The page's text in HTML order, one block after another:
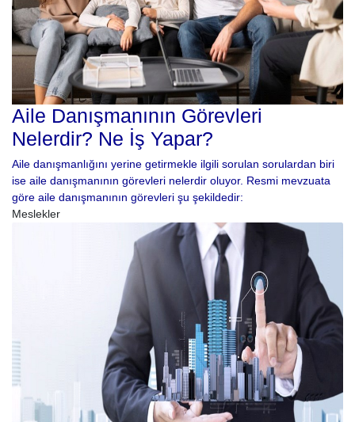
Aile Danışmanının Görevleri
Nelerdir? Ne İş Yapar?
Aile danışmanlığını yerine getirmekle ilgili sorulan sorulardan biri
ise aile danışmanının görevleri nelerdir oluyor. Resmi mevzuata
göre aile danışmanının görevleri şu şekildedir:
Meslekler